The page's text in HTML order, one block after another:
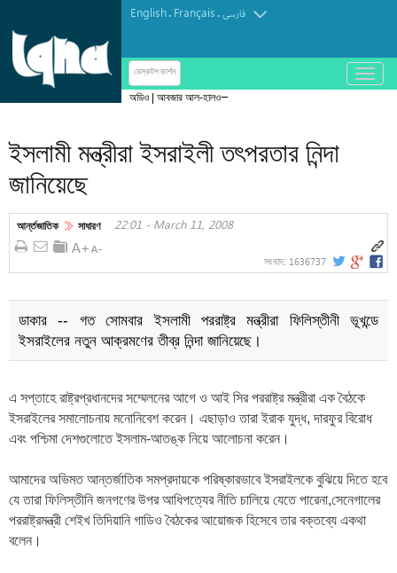
English. Français.فارسی
ডেস্কটপ ভার্শন
باز
و
অডিও | আবজার আল-হালওয়াজির কণ্ঠে "দোয়া তাওয়াস্সুল"
ইসলামী মন্ত্রীরা ইসরাইলী তৎপরতার নিন্দা
জানিয়েছে
আর্ন্তজাতিক সাধারণ 22:01 - March 11, 2008
সংবাদ: 1636737
ডাকার -- গত সোমবার ইসলামী পররাষ্ট্র মন্ত্রীরা ফিলিস্তীনী ভূখন্ডে
ইসরাইলের নতুন আক্রমণের তীব্র নিন্দা জানিয়েছে।
এ সপ্তাহে রাষ্ট্রপ্রধানদের সম্মেলনের আগে ও আই সির পররাষ্ট্র মন্ত্রীরা এক বৈঠকে
ইসরাইলের সমালোচনায় মনোনিবেশ করেন। এছাড়াও তারা ইরাক যুদ্ধ, দারফুর বিরোধ
এবং পশ্চিমা দেশগুলোতে ইসলাম-আতঙ্ক নিয়ে আলোচনা করেন।
আমাদের অভিমত আন্তর্জাতিক সমপ্রদায়কে পরিষ্কারভাবে ইসরাইলকে বুঝিয়ে দিতে হবে
যে তারা ফিলিস্তীনি জনগণের উপর আধিপত্যের নীতি চালিয়ে যেতে পারেনা,সেনেগালের
পররাষ্ট্রমন্ত্রী শেইখ তিদিয়ানি গাডিও বৈঠকের আয়োজক হিসেবে তার বক্তব্যে একথা
বলেন।